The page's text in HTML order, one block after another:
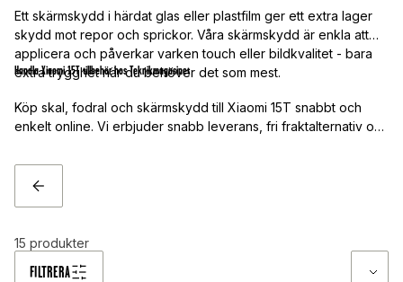
Ett skärmskydd i härdat glas eller plastfilm ger ett extra lager
skydd mot repor och sprickor. Våra skärmskydd är enkla att
applicera och påverkar varken touch eller bildkvalitet - bara
extra trygghet när du behöver det som mest.
Handla Xiaomi 15T tillbehör hos Teknikmagasinet
Köp skal, fodral och skärmskydd till Xiaomi 15T snabbt och
enkelt online. Vi erbjuder snabb leverans, fri fraktalternativ och
favoriter idag och skydda din mobil med stil!
TILLBAKA
FILTRERA
15 produkter